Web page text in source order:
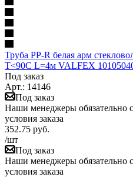
Труба PP-R белая арм
Т<90С L=4м VALFEX
Под заказ
Арт.: 14146
Под заказ
Наши менеджеры обязательно
условия заказа
352.75 руб.
/шт
Под заказ
Наши менеджеры обязательно
условия заказа